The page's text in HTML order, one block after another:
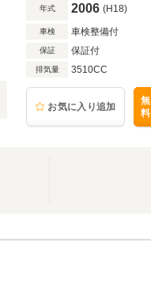
年式 2006 (H18)
車検 車検整備付
保証 保証付
排気量 3510CC
お気に入り追加
無
料